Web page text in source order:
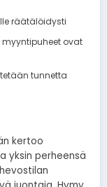
räätälöidysti
ovat
tunnetta
kertoo
yksin perheensä